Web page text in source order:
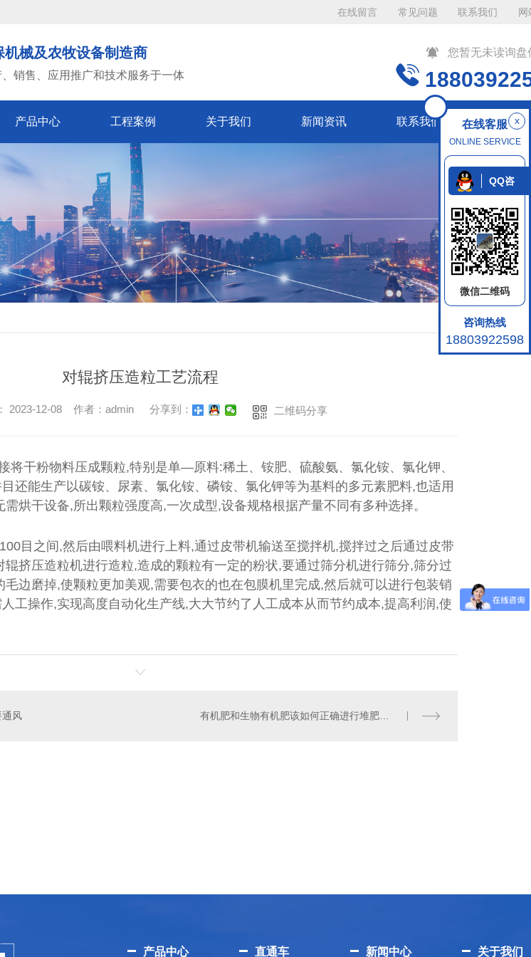
在线留言 常见问题 联系我们
机械及农牧设备制造商
销售、应用推广和技术服务于一体
您暂无未读询盘
产品中心 工程案例 关于我们 新闻资讯 联系我们
返回
对辊挤压造粒工艺流程
2023-12-08 作者：admin 分享到： 二维码分享
将干粉物料压成颗粒,特别是单—原料:稀土、铵肥、硫酸氨、氯化铵、氯化钾、
还能生产以碳铵、尿素、氯化铵、磷铵、氯化钾等为基料的多元素肥料,也适用
烘干设备,所出颗粒强度高,一次成型,设备规格根据产量不同有多种选择。
目之间,然后由喂料机进行上料,通过皮带机输送至搅拌机,搅拌过之后通过皮带
挤压造粒机进行造粒,造成的颗粒有一定的粉状,要通过筛分机进行筛分,筛分过
边磨掉,使颗粒更加美观,需要包衣的也在包膜机里完成,然后就可以进行包装销
工操作,实现高度自动化生产线,大大节约了人工成本从而节约成本,提高利润,使
通风 有机肥和生物有机肥该如何正确进行堆肥发酵？
产品中心 直通车 新闻中心 关于我们
x
在线客服
ONLINE SERVICE
QQ咨
询
微信二维码
咨询热线
18803922598